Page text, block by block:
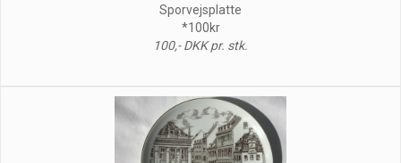
Sporvejsplatte
*100kr
100,- DKK pr. stk.